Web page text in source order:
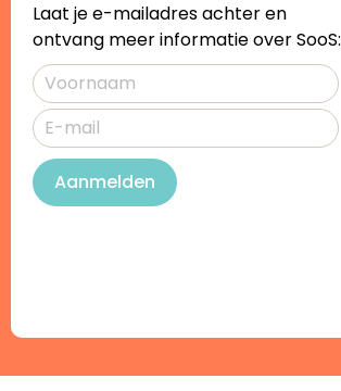
Laat je e-mailadres achter en
ontvang meer informatie over SooS:
Aanmelden